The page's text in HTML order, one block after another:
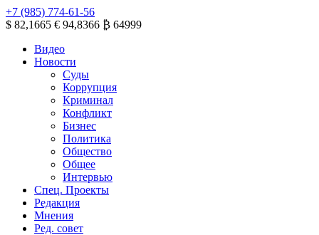
+7 (985) 774-61-56
$ 82,1665 € 94,8366 ₿ 64999
Видео
Новости
Суды
Коррупция
Криминал
Конфликт
Бизнес
Политика
Общество
Общее
Интервью
Спец. Проекты
Редакция
Мнения
Ред. совет